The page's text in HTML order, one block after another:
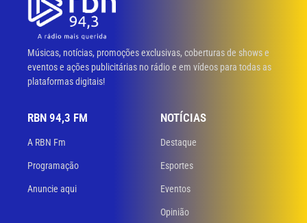
Músicas, notícias, promoções exclusivas, coberturas de shows e
eventos e ações publicitárias no rádio e em vídeos para todas as
plataformas digitais!
RBN 94,3 FM
A RBN Fm
Programação
Anuncie aqui
NOTÍCIAS
Destaque
Esportes
Eventos
Opinião